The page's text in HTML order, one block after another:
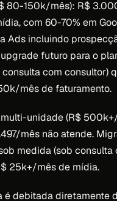
80-150k/mês): R$
com 60-70% em
Ads incluindo
futuro para o
com consultor)
mês de faturamento.
unidade (R$
mês não atende.
medida (sob consulta
25k+/mês de mídia.
é debitada diretamente